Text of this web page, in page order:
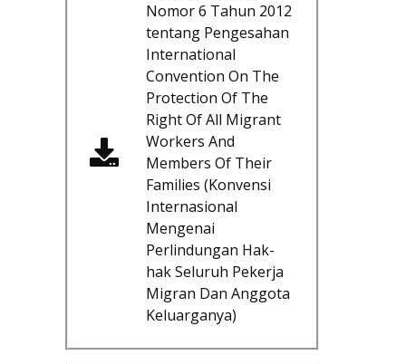
Nomor 6 Tahun 2012
tentang Pengesahan
International
Convention On The
Protection Of The
Right Of All Migrant
Workers And
Members Of Their
Families (Konvensi
Internasional
Mengenai
Perlindungan Hak-
hak Seluruh Pekerja
Migran Dan Anggota
Keluarganya)